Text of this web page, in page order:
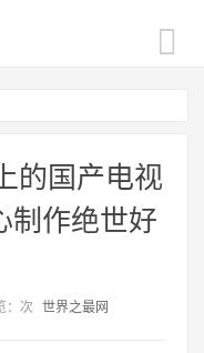
的国产电视
制作绝世好
次 世界之最网